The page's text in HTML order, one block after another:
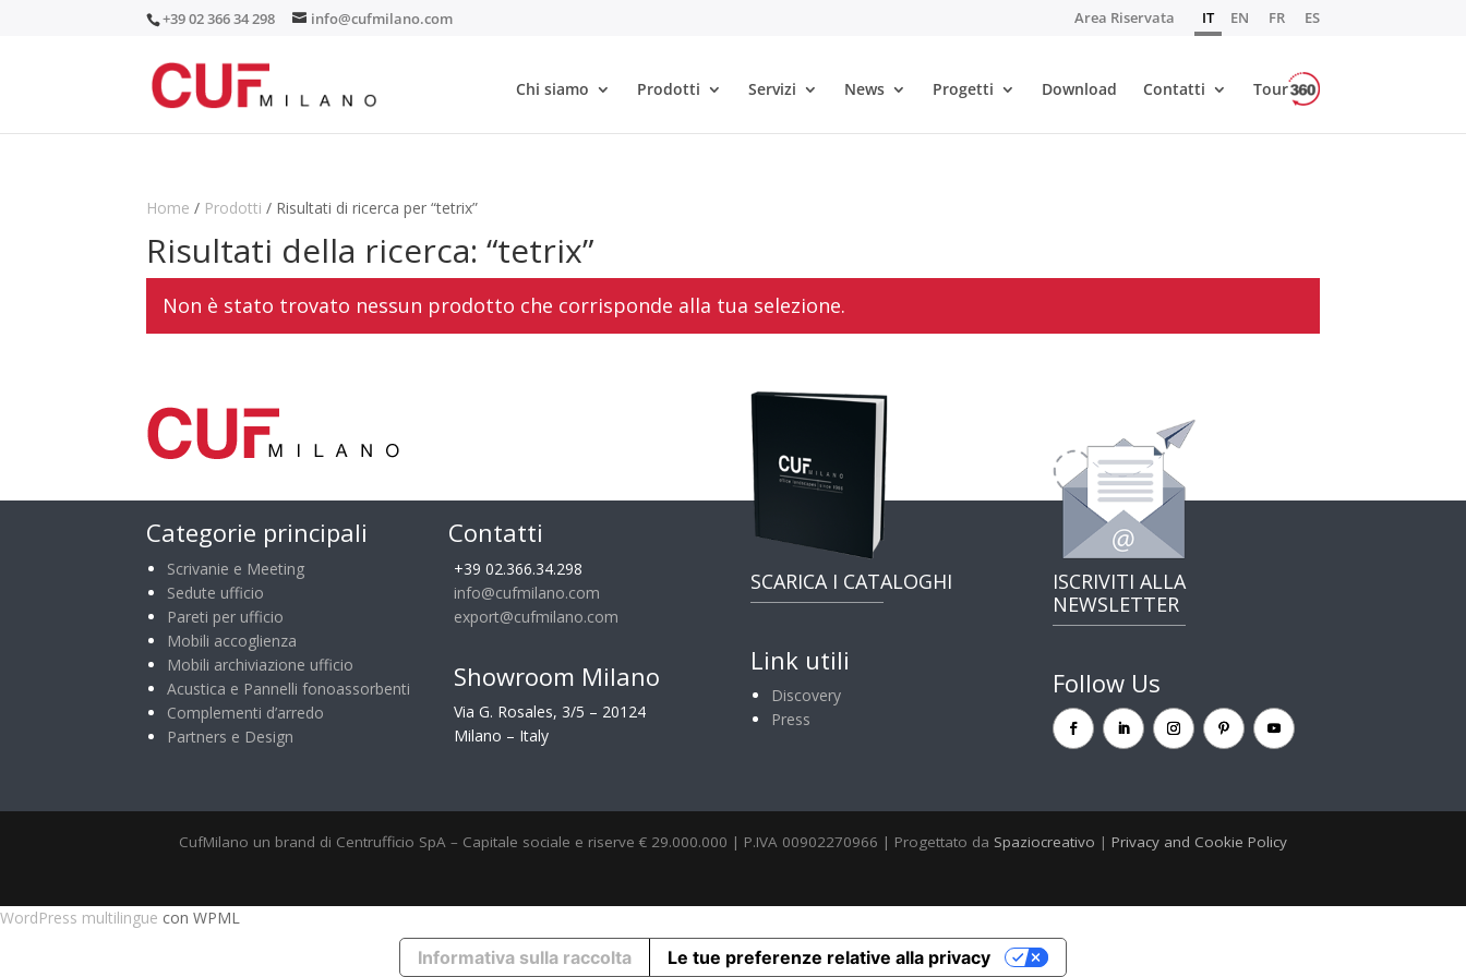
+39 02 366 34 298 info@cufmilano.com Area Riservata IT EN FR ES
Chi siamo Prodotti Servizi News Progetti Download Contatti Tour
Home / Prodotti / Risultati di ricerca per “tetrix”
Risultati della ricerca: “tetrix”
Non è stato trovato nessun prodotto che corrisponde alla tua selezione.
Categorie principali
Scrivanie e Meeting
Sedute ufficio
Pareti per ufficio
Mobili accoglienza
Mobili archiviazione ufficio
Acustica e Pannelli fonoassorbenti
Complementi d’arredo
Partners e Design
Contatti
+39 02.366.34.298
info@cufmilano.com
export@cufmilano.com
Showroom Milano
Via G. Rosales, 3/5 – 20124
Milano – Italy
SCARICA I CATALOGHI
Link utili
Discovery
Press
ISCRIVITI ALLA
NEWSLETTER
Follow Us
CufMilano un brand di Centrufficio SpA – Capitale sociale e riserve € 29.000.000 | P.IVA 00902270966 | Progettato da Spaziocreativo | Privacy and Cookie Policy
WordPress multilingue con WPML
Informativa sulla raccolta Le tue preferenze relative alla privacy